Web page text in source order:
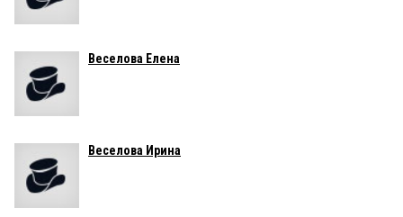
Веселова Елена
Веселова Ирина